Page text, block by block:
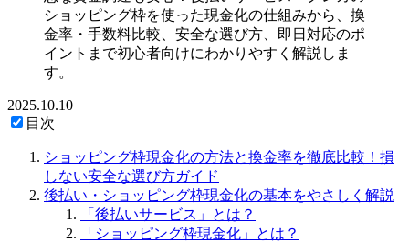
ショッピング枠を使った現金化の仕組みから、換
金率・手数料比較、安全な選び方、即日対応のポ
イントまで初心者向けにわかりやすく解説しま
す。
2025.10.10
目次
ショッピング枠現金化の方法と換金率を徹底比較！損
しない安全な選び方ガイド
後払い・ショッピング枠現金化の基本をやさしく解説
「後払いサービス」とは？
「ショッピング枠現金化」とは？